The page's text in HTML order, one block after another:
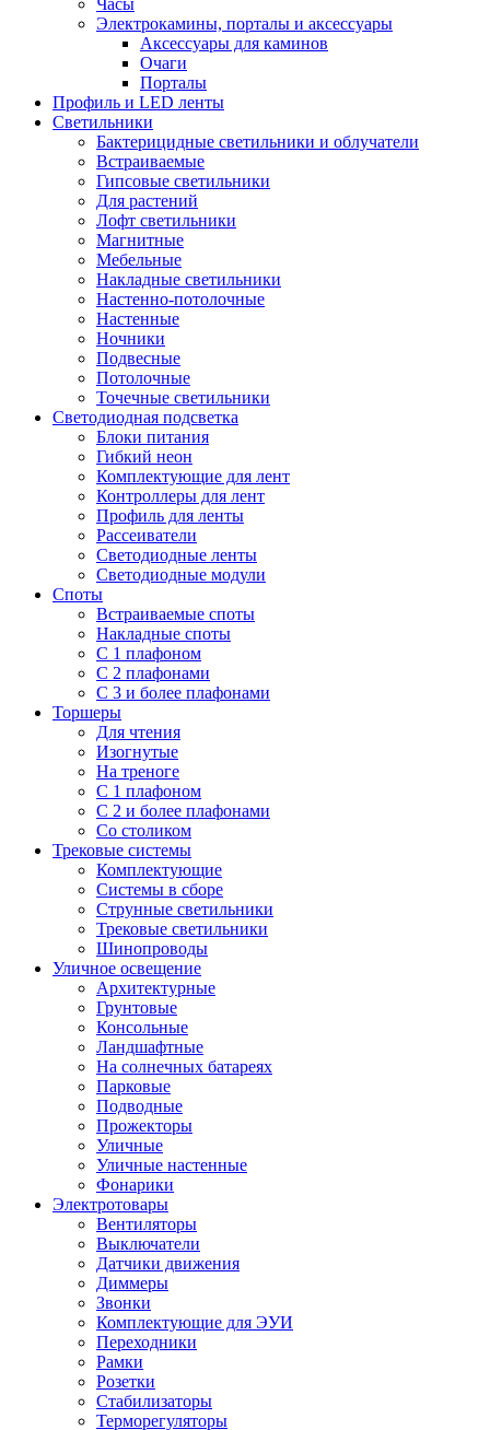
Часы
Электрокамины, порталы и аксессуары
Аксессуары для каминов
Очаги
Порталы
Профиль и LED ленты
Светильники
Бактерицидные светильники и облучатели
Встраиваемые
Гипсовые светильники
Для растений
Лофт светильники
Магнитные
Мебельные
Накладные светильники
Настенно-потолочные
Настенные
Ночники
Подвесные
Потолочные
Точечные светильники
Светодиодная подсветка
Блоки питания
Гибкий неон
Комплектующие для лент
Контроллеры для лент
Профиль для ленты
Рассеиватели
Светодиодные ленты
Светодиодные модули
Споты
Встраиваемые споты
Накладные споты
С 1 плафоном
С 2 плафонами
С 3 и более плафонами
Торшеры
Для чтения
Изогнутые
На треноге
С 1 плафоном
С 2 и более плафонами
Со столиком
Трековые системы
Комплектующие
Системы в сборе
Струнные светильники
Трековые светильники
Шинопроводы
Уличное освещение
Архитектурные
Грунтовые
Консольные
Ландшафтные
На солнечных батареях
Парковые
Подводные
Прожекторы
Уличные
Уличные настенные
Фонарики
Электротовары
Вентиляторы
Выключатели
Датчики движения
Диммеры
Звонки
Комплектующие для ЭУИ
Переходники
Рамки
Розетки
Стабилизаторы
Терморегуляторы